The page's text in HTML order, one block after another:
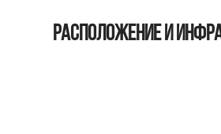
Расположение и